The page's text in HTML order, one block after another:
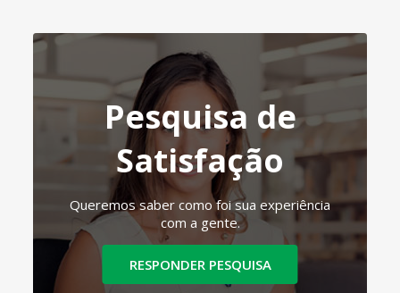
Pesquisa de
Satisfação
Queremos saber como foi sua experiência
com a gente.
RESPONDER PESQUISA